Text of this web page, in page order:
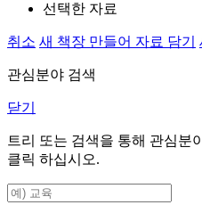
선택한 자료
취소 새 책장 만들어 자료 담기
관심분야 검색
닫기
트리 또는 검색을 통해 관심분
클릭 하십시오.